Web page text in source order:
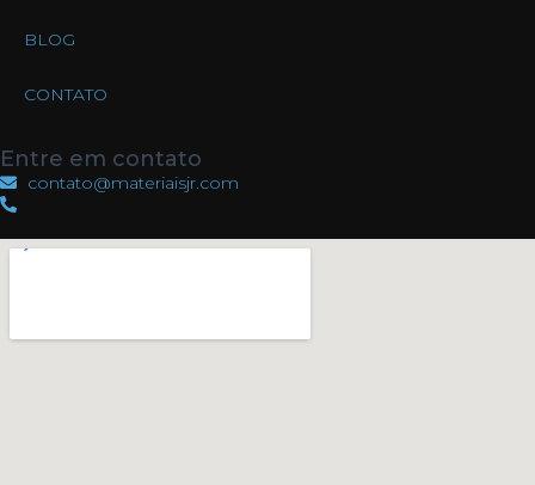
BLOG
CONTATO
Entre em contato
contato@materiaisjr.com